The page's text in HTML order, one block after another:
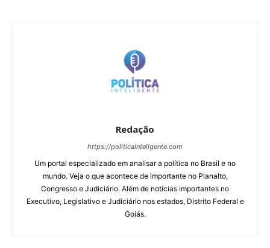
Redação
https://politicainteligente.com
Um portal especializado em analisar a política no Brasil e no
mundo. Veja o que acontece de importante no Planalto,
Congresso e Judiciário. Além de notícias importantes no
Executivo, Legislativo e Judiciário nos estados, Distrito Federal e
Goiás.